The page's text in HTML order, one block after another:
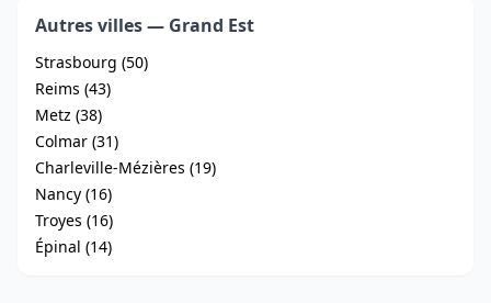
Autres villes — Grand Est
Strasbourg (50)
Reims (43)
Metz (38)
Colmar (31)
Charleville-Mézières (19)
Nancy (16)
Troyes (16)
Épinal (14)